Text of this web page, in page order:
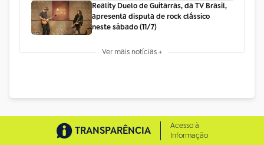
Reality Duelo de Guitarras, da TV Brasil,
apresenta disputa de rock clássico
neste sábado (11/7)
Ver mais notícias +
TRANSPARÊNCIA
Acesso à
Informação